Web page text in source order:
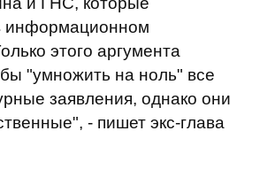
информационном
этого аргумента
"умножить на ноль" все
заявления, однако они
- пишет экс-глава